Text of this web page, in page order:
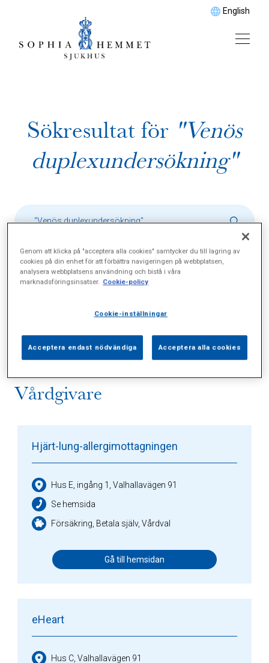
English
Sökresultat för "Venös
duplexundersökning"
Vårdgivare
Hjärt-lung-allergimottagningen
Hus E, ingång 1, Valhallavägen 91
Se hemsida
Försäkring, Betala själv, Vårdval
Gå till hemsidan
eHeart
Hus C, Valhallavägen 91
Genom att klicka på "acceptera alla cookies" samtycker du till lagring av
cookies på din enhet för att förbättra navigeringen på webbplatsen,
analysera webbplatsens användning och bistå i våra
marknadsföringsinsatser. Cookie-policy
Cookie-inställningar
Acceptera endast nödvändiga Acceptera alla cookies